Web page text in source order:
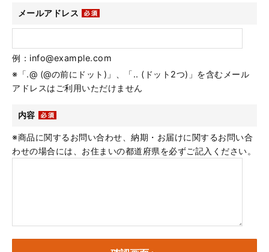
メールアドレス
例：info@example.com
※「.@ (@の前にドット)」、「.. (ドット2つ)」を含むメール
アドレスはご利用いただけません
内容
※商品に関するお問い合わせ、納期・お届けに関するお問い合
わせの場合には、お住まいの都道府県を必ずご記入ください。